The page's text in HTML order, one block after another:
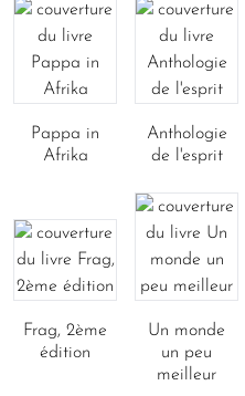
Pappa in
Afrika
Anthologie
de l'esprit
Frag, 2ème
édition
Un monde
un peu
meilleur